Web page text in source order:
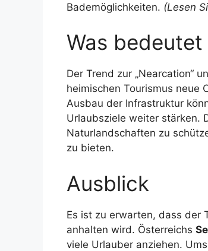
Bademöglichkeiten. (Lesen
Was
Der Trend zur „Nearcation“
heimischen Tourismus neue
Ausbau der Infrastruktur
Urlaubsziele weiter stärken.
Naturlandschaften zu
zu bieten.
Ausblick
Es ist zu erwarten, dass der
anhalten wird. Österreichs
viele Urlauber anziehen.